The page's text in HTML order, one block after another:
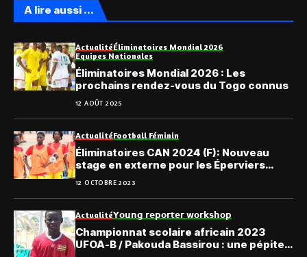
A lire aussi ...
ActualitéÉliminatoires Mondial 2026
Equipes Nationales
Éliminatoires Mondial 2026 : Les
prochains rendez-vous du Togo connus
12 AOÛT 2025
ActualitéFootball Féminin
Éliminatoires CAN 2024 (F): Nouveau
stage en externe pour les Éperviers
Dames
12 OCTOBRE 2023
Actualité𝗬𝗼𝘂𝗻𝗴 𝗿𝗲𝗽𝗼𝗿𝘁𝗲𝗿 𝘄𝗼𝗿𝗸𝘀𝗵𝗼𝗽
Championnat scolaire africain 2023
UFOA-B / Pakouda Bassirou : une pépite à